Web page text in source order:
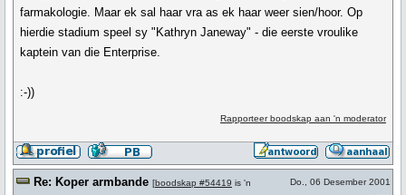
farmakologie. Maar ek sal haar vra as ek haar weer sien/hoor. Op
hierdie stadium speel sy "Kathryn Janeway" - die eerste vroulike
kaptein van die Enterprise.
:-))
Rapporteer boodskap aan 'n moderator
Re: Koper armbande [boodskap #54419 is 'n
Do., 06 Desember 2001